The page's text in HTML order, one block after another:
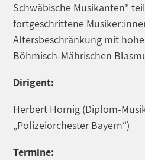
Schwäbische Musikanten"
fortgeschrittene
Altersbeschränkung mit
Böhmisch-Mährischen
Dirigent:
Herbert Hornig (Diplom-
„Polizeiorchester Bayern“)
Termine: